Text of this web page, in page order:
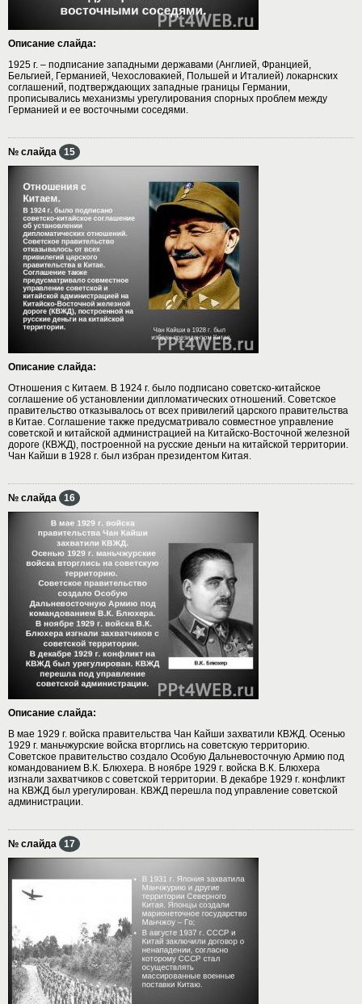
Описание слайда:
1925 г. – подписание западными державами (Англией, Францией,
Бельгией, Германией, Чехословакией, Польшей и Италией) локарнских
соглашений, подтверждающих западные границы Германии,
прописывались механизмы урегулирования спорных проблем между
Германией и ее восточными соседями.
№ слайда 15
Описание слайда:
Отношения с Китаем. В 1924 г. было подписано советско-китайское
соглашение об установлении дипломатических отношений. Советское
правительство отказывалось от всех привилегий царского правительства
в Китае. Соглашение также предусматривало совместное управление
советской и китайской администрацией на Китайско-Восточной железной
дороге (КВЖД), построенной на русские деньги на китайской территории.
Чан Кайши в 1928 г. был избран президентом Китая.
№ слайда 16
Описание слайда:
В мае 1929 г. войска правительства Чан Кайши захватили КВЖД. Осенью
1929 г. маньчжурские войска вторглись на советскую территорию.
Советское правительство создало Особую Дальневосточную Армию под
командованием В.К. Блюхера. В ноябре 1929 г. войска В.К. Блюхера
изгнали захватчиков с советской территории. В декабре 1929 г. конфликт
на КВЖД был урегулирован. КВЖД перешла под управление советской
администрации.
№ слайда 17